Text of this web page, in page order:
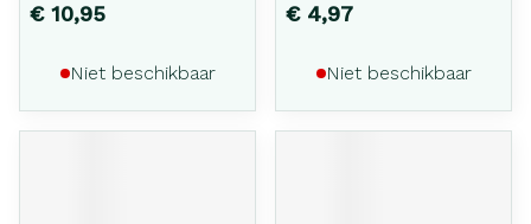
€ 10,95
Niet beschikbaar
€ 4,97
Niet beschikbaar